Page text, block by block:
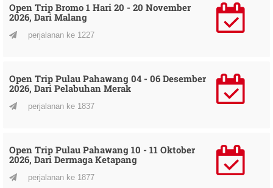
Open Trip Bromo 1 Hari 20 - 20 November
2026, Dari Malang
perjalanan ke 1227
Open Trip Pulau Pahawang 04 - 06 Desember
2026, Dari Pelabuhan Merak
perjalanan ke 1837
Open Trip Pulau Pahawang 10 - 11 Oktober
2026, Dari Dermaga Ketapang
perjalanan ke 1877